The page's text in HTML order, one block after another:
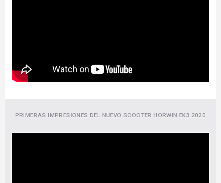
PRIMERAS IMPRESIONES DEL NUEVO SCOOTER HORWIN EK3 2020